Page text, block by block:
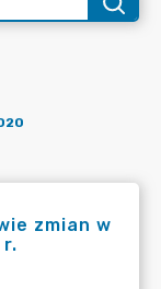
zmian w